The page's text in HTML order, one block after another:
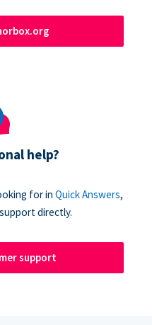
help?
for in Quick Answers,
directly.
support